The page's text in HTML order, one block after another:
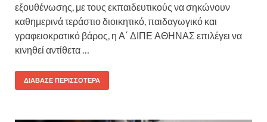
εξουθένωσης, με τους εκπαιδευτικούς να σηκώνουν
καθημερινά τεράστιο διοικητικό, παιδαγωγικό και
γραφειοκρατικό βάρος, η Α΄ ΔΙΠΕ ΑΘΗΝΑΣ επιλέγει να
κινηθεί αντίθετα …
ΔΙΆΒΑΣΕ ΠΕΡΙΣΣΌΤΕΡΑ